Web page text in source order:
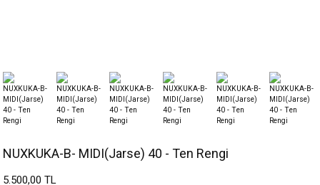
NUXKUKA-B- MIDI(Jarse) 40 - Ten Rengi
5.500,00 TL